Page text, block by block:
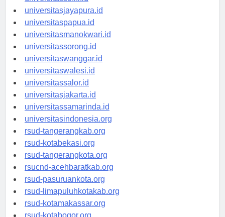
universitassofifi.id
universitasjayapura.id
universitaspapua.id
universitasmanokwari.id
universitassorong.id
universitaswanggar.id
universitaswalesi.id
universitassalor.id
universitasjakarta.id
universitassamarinda.id
universitasindonesia.org
rsud-tangerangkab.org
rsud-kotabekasi.org
rsud-tangerangkota.org
rsucnd-acehbaratkab.org
rsud-pasuruankota.org
rsud-limapuluhkotakab.org
rsud-kotamakassar.org